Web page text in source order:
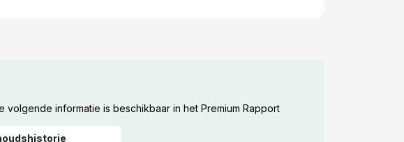
informatie is beschikbaar in het Premium Rapport